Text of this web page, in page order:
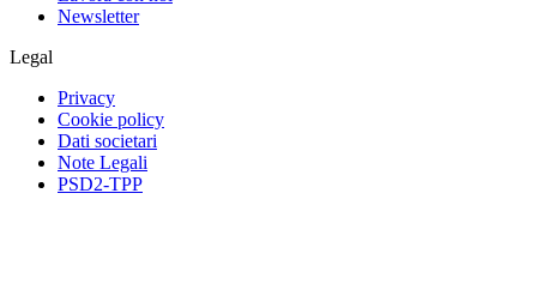
Newsletter
Legal
Privacy
Cookie policy
Dati societari
Note Legali
PSD2-TPP